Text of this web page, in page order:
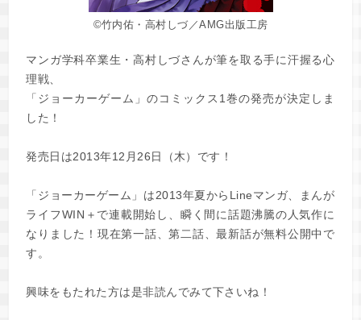
©竹内佑・高村しづ／AMG出版工房
マンガ学科卒業生・高村しづさんが筆を取る手に汗握る心
理戦、
「ジョーカーゲーム」のコミックス1巻の発売が決定しま
した！
発売日は2013年12月26日（木）です！
「ジョーカーゲーム」は2013年夏からLineマンガ、まんが
ライフWIN＋で連載開始し、瞬く間に話題沸騰の人気作に
なりました！現在第一話、第二話、最新話が無料公開中で
す。
興味をもたれた方は是非読んでみて下さいね！